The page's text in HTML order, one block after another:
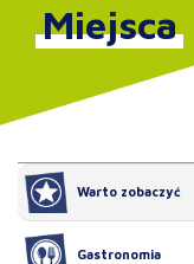
Miejsca
Warto zobaczyć
Gastronomia